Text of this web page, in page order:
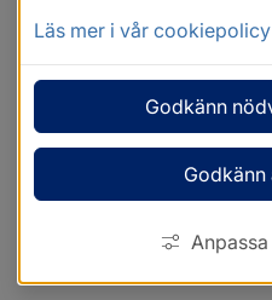
Läs mer i vår cookiepolicy
Godkänn